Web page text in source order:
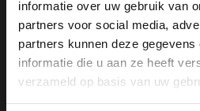
informatie over uw gebruik van
partners voor social media,
partners kunnen deze
informatie die u aan ze heeft
verzameld op basis van uw
Manfield
Goudkleurige brede ringen
It looks like your language
you like to switch to